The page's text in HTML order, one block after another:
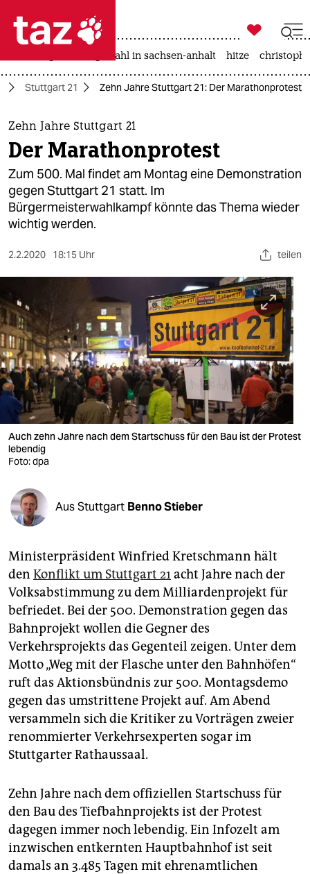
 taz zahl ich
taz zahl ich
themen
politik
öko
gesellschaft
kultur
sport
berlin
nord
wahrheit
verlag
verlag
veranstaltungen
shop
fragen & hilfe
abo
genossenschaft
epaper login

taz zahl ich
landtagswahl in sachsen-anhalt hitze
Stuttgart 21 Zehn Jahre Stuttgart 21: Der Marathonprotest
Zehn Jahre Stuttgart 21
Der Marathonprotest
Zum 500. Mal findet am Montag eine Demonstration
gegen Stuttgart 21 statt. Im
Bürgermeisterwahlkampf könnte das Thema wieder
wichtig werden.
2.2.2020 18:15 Uhr teilen
Auch zehn Jahre nach dem Startschuss für den Bau ist der Protest
lebendig
Foto: dpa
Aus Stuttgart Benno Stieber
Ministerpräsident Winfried Kretschmann hält
den Konflikt um Stuttgart 21acht Jahre nach der
Volksabstimmung zu dem Milliardenprojekt für
befriedet. Bei der 500. Demonstration ­gegen das
Bahnprojekt wollen die Gegner des
Verkehrsprojekts das Gegenteil zeigen. Unter dem
Motto „Weg mit der Flasche unter den Bahnhöfen“
ruft das Aktionsbündnis zur 500. Montagsdemo
gegen das umstrittene Projekt auf. Am Abend
versammeln sich die Kritiker zu Vorträgen zweier
renommierter Verkehrsexperten sogar im
Stuttgarter Rathaussaal.
Zehn Jahre nach dem offiziellen Startschuss für
den Bau des Tiefbahnprojekts ist der Protest
dagegen immer noch lebendig. Ein Infozelt am
inzwischen entkernten Hauptbahnhof ist seit
damals an 3.485 Tagen mit ehrenamtlichen